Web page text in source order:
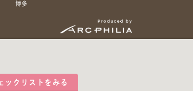
ックリストをみる
博多